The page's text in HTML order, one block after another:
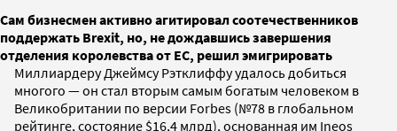
Сам бизнесмен активно агитировал соотечественников
поддержать Brexit, но, не дождавшись завершения
отделения королевства от ЕС, решил эмигрировать
Миллиардеру Джеймсу Рэтклиффу удалось добиться
многого — он стал вторым самым богатым человеком в
Великобритании по версии Forbes (№78 в глобальном
рейтинге, состояние $16,4 млрд), основанная им Ineos